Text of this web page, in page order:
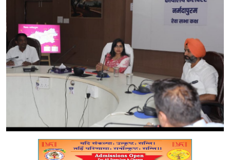
मध्यप्रदेश
शिक्षा जगत
मनोरंजन